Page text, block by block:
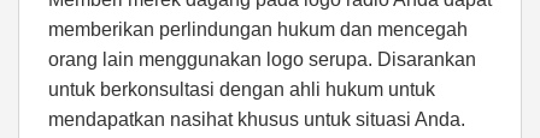
memberikan perlindungan hukum dan mencegah
orang lain menggunakan logo serupa. Disarankan
untuk berkonsultasi dengan ahli hukum untuk
mendapatkan nasihat khusus untuk situasi Anda.